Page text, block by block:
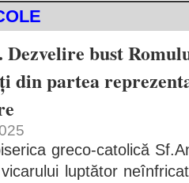
bust
din partea
greco-catolică
luptător